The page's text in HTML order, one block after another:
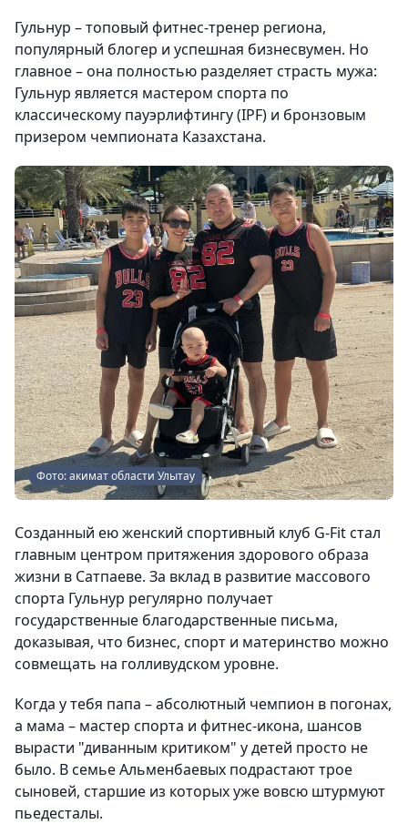
Гульнур – топовый фитнес-тренер региона,
популярный блогер и успешная бизнесвумен. Но
главное – она полностью разделяет страсть мужа:
Гульнур является мастером спорта по
классическому пауэрлифтингу (IPF) и бронзовым
призером чемпионата Казахстана.
Фото: акимат области Улытау
Созданный ею женский спортивный клуб G-Fit стал
главным центром притяжения здорового образа
жизни в Сатпаеве. За вклад в развитие массового
спорта Гульнур регулярно получает
государственные благодарственные письма,
доказывая, что бизнес, спорт и материнство можно
совмещать на голливудском уровне.
Когда у тебя папа – абсолютный чемпион в погонах,
а мама – мастер спорта и фитнес-икона, шансов
вырасти "диванным критиком" у детей просто не
было. В семье Альменбаевых подрастают трое
сыновей, старшие из которых уже вовсю штурмуют
пьедесталы.